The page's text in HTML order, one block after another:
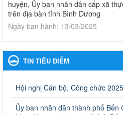
huyện, Ủy ban nhân dân cấp xã
trên địa bàn tỉnh Bình Dương
Ngày ban hành: 13/03/2025
Kế hoạch Phổ biến, giáo dục
Giáo dục và Đào tạo thành phố
Kế hoạch Phổ biến, giáo dục pháp
Ngày ban hành: 28/02/2025
Quyết định công bố thủ tục
TIN TIÊU ĐIỂM
Hội nghị Cán bộ, Công chức 2025
Ủy ban nhân dân thành phố Bến